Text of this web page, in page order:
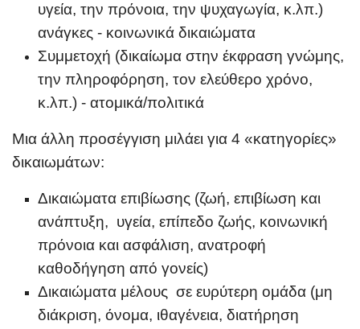
υγεία, την πρόνοια, την ψυχαγωγία, κ.λπ.)
ανάγκες - κοινωνικά δικαιώματα
Συμμετοχή (δικαίωμα στην έκφραση γνώμης,
την πληροφόρηση, τον ελεύθερο χρόνο,
κ.λπ.) - ατομικά/πολιτικά
Μια άλλη προσέγγιση μιλάει για 4 «κατηγορίες»
δικαιωμάτων:
Δικαιώματα επιβίωσης (ζωή, επιβίωση και
ανάπτυξη, υγεία, επίπεδο ζωής, κοινωνική
πρόνοια και ασφάλιση, ανατροφή
καθοδήγηση από γονείς)
Δικαιώματα μέλους σε ευρύτερη ομάδα (μη
διάκριση, όνομα, ιθαγένεια, διατήρηση